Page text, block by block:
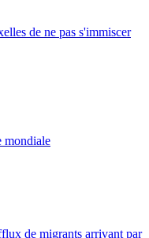
de ne pas s'immiscer
mondiale
de migrants arrivant par